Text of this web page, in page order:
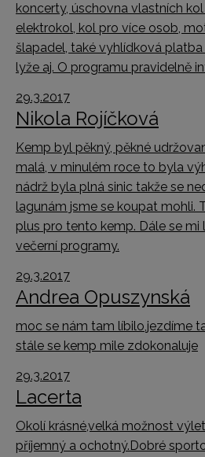
koncerty, úschovna vlastních
elektrokol, kol pro více osob,
šlapadel, také vyhlídková
lyže aj. O programu pravidelně
29.3.2017
Nikola Rojíčková
Kemp byl pěkný, pěkné
malá, v minulém roce to byla
nádrž byla plná sinic takže se
lagunám jsme se koupat mohli.
plus pro tento kemp. Dále se mi
večerní programy.
29.3.2017
Andrea Opuszynská
moc se nám tam líbilo,jezdíme
stále se kemp mile zdokonaluje
29.3.2017
Lacerta
Okolí krásné,velká možnost
příjemný a ochotný.Dobré